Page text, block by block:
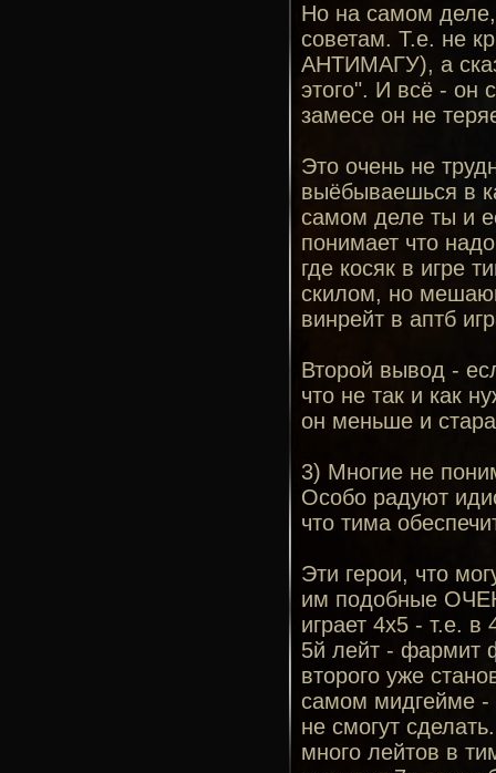
Но на самом
советам. Т.е. не
АНТИМАГУ), а
этого". И всё - он
замесе он не
Это очень не
выёбываешься в
самом деле ты и
понимает что
где косяк в игре
скилом, но
винрейт в аптб
Второй вывод -
что не так и как
он меньше и
3) Многие не
Особо радуют
что тима
Эти герои, что
им подобные
играет 4х5 - т.е.
5й лейт - фармит
второго уже
самом мидгейме -
не смогут
много лейтов в